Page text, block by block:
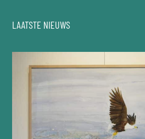
LAATSTE NIEUWS